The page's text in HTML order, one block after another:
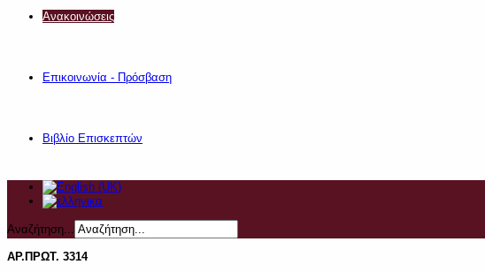
Ανακοινώσεις
Επικοινωνία - Πρόσβαση
Βιβλίο Επισκεπτών
Αναζήτηση...
ΑΡ.ΠΡΩΤ. 3314